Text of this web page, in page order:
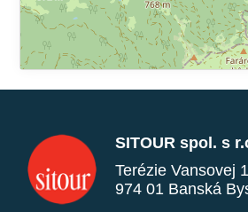
SITOUR spol. s
Terézie Vansovej
974 01 Banská